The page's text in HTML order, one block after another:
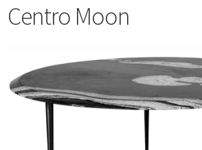
Centro Moon